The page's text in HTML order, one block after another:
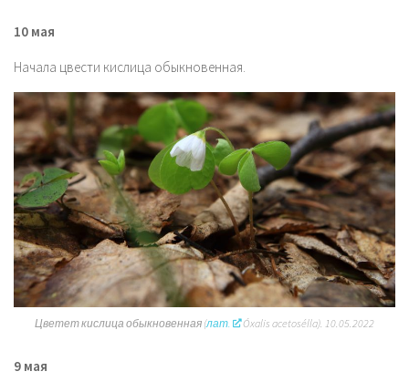
10 мая
Начала цвести кислица обыкновенная.
Цветет кислица обыкновенная (лат. Óxalis acetosélla).10.05.2022
9 мая